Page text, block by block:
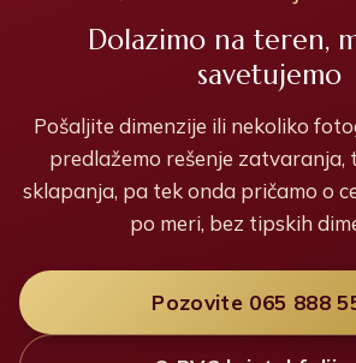
Dolazimo na teren,
savetujemo
Pošaljite dimenzije ili nekoliko
predlažemo rešenje zatvaranja,
sklapanja, pa tek onda pričamo o
po meri, bez tipskih
Pozovite 065 888